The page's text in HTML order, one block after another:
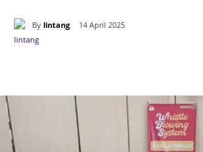
By lintang 14 April 2025